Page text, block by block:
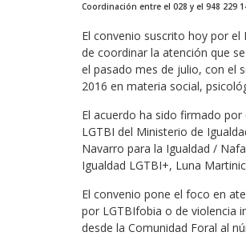
Coordinación entre el 028 y el 948 229
El convenio suscrito hoy por
de coordinar la atención que
el pasado mes de julio, con el
2016 en materia social,
El acuerdo ha sido firmado
LGTBI del Ministerio de
Navarro para la Igualdad /
Igualdad LGTBI+, Luna
El convenio pone el foco en
por LGTBIfobia o de violencia
desde la Comunidad Foral al